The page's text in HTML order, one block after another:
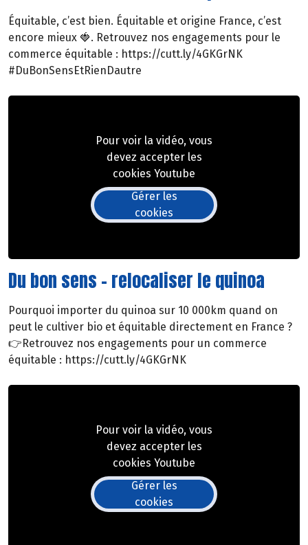
Équitable, c’est bien. Équitable et origine France, c’est
encore mieux 🍓. Retrouvez nos engagements pour le
commerce équitable : https://cutt.ly/4GKGrNK
#DuBonSensEtRienDautre
Pour voir la vidéo, vous
devez accepter les
cookies Youtube
Gérer les
cookies
Du bon sens - relocaliser le quinoa
Pourquoi importer du quinoa sur 10 000km quand on
peut le cultiver bio et équitable directement en France ?
👉Retrouvez nos engagements pour un commerce
équitable : https://cutt.ly/4GKGrNK
Pour voir la vidéo, vous
devez accepter les
cookies Youtube
Gérer les
cookies